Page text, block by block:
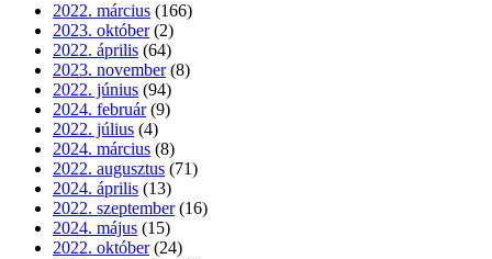
2022. március (166)
2023. október (2)
2022. április (64)
2023. november (8)
2022. június (94)
2024. február (9)
2022. július (4)
2024. március (8)
2022. augusztus (71)
2024. április (13)
2022. szeptember (16)
2024. május (15)
2022. október (24)